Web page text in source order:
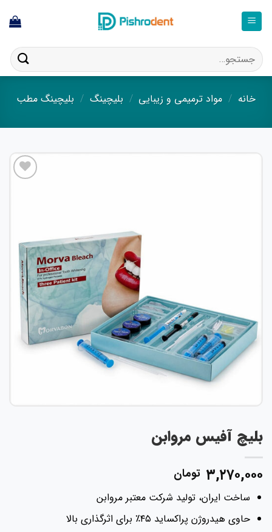
خانه / مواد ترمیمی و زیبایی / بلیچینگ / بلیچینگ مطب
ها
آفیس مروابن
تومان
ساخت ایران، تولید شرکت معتبر مروابن
حاوی هیدروژن پراکساید ۴۵٪ برای اثرگذاری بالا